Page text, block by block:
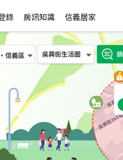
錄 房訊知識 信義居家